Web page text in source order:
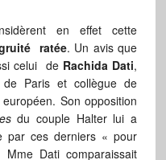
en effet cette
ratée. Un avis que
celui de Rachida Dati,
de Paris et collègue de
Son opposition
du couple Halter lui a
par ces derniers « pour
Dati comparaissait